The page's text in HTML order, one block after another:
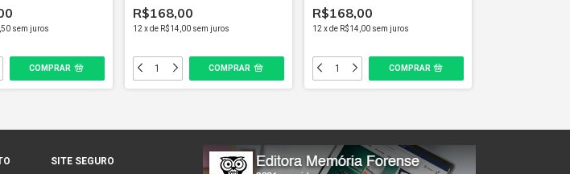
sem juros
R$168,00
12 xde R$14,00 sem juros
R$168,00
12 xde R$14,00 sem juros
SITE SEGURO